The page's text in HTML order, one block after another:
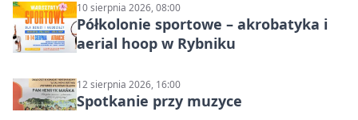
10 sierpnia 2026, 08:00
Półkolonie sportowe – akrobatyka i
aerial hoop w Rybniku
12 sierpnia 2026, 16:00
Spotkanie przy muzyce